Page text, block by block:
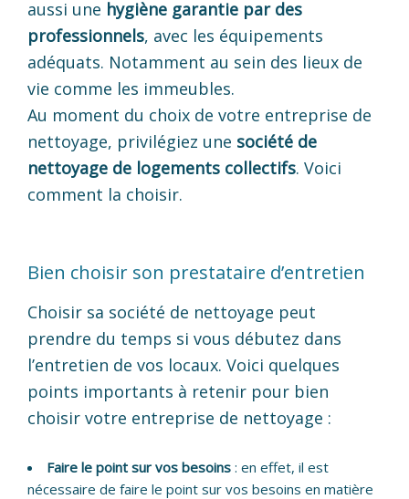
aussi une hygiène garantie par des
professionnels, avec les équipements
adéquats. Notamment au sein des lieux de
vie comme les immeubles.
Au moment du choix de votre entreprise de
nettoyage, privilégiez une société de
nettoyage de logements collectifs. Voici
comment la choisir.
Bien choisir son prestataire d’entretien
Choisir sa société de nettoyage peut
prendre du temps si vous débutez dans
l’entretien de vos locaux. Voici quelques
points importants à retenir pour bien
choisir votre entreprise de nettoyage :
Faire le point sur vos besoins : en effet, il est
nécessaire de faire le point sur vos besoins en matière